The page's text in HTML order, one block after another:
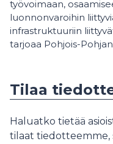
työvoimaan,
luonnonvaroihin
infrastruktuuriin
tarjoaa Pohjois-
Tilaa
Haluatko tietää
tilaat tiedotteemme,